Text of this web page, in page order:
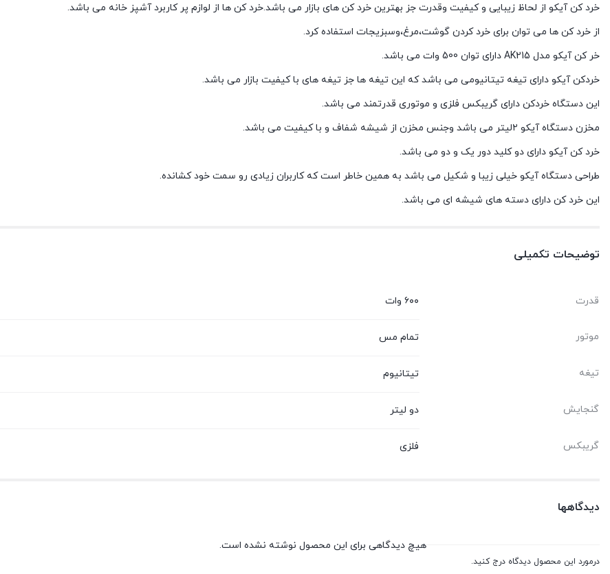
خرد کن آیکو از لحاظ زیبایی و کیفیت وقدرت جز بهترین خرد کن های بازار می باشد.خرد کن ها از لوازم پر کاربرد آشپز خانه می باشد.
از خرد کن ها می توان برای خرد کردن گوشت،مرغ،وسبزیجات استفاده کرد.
خر کن آیکو مدل AK215 دارای توان 500 وات می باشد.
خردکن آیکو دارای تیغه تیتانیومی می باشد که این تیغه ها جز تیغه های با کیفیت بازار می باشد.
این دستگاه خردکن دارای گریبکس فلزی و موتوری قدرتمند می باشد.
مخزن دستگاه آیکو ۲لیتر می باشد وجنس مخزن از شیشه شفاف و با کیفیت می باشد.
خرد کن آیکو دارای دو کلید دور یک و دو می باشد.
طراحی دستگاه آیکو خیلی زیبا و شکیل می باشد به همین خاطر است که کاربران زیادی رو سمت خود کشانده.
این خرد کن دارای دسته های شیشه ای می باشد.
توضیحات تکمیلی
قدرت ۶۰۰ وات
موتور تمام مس
تیغه تیتانیوم
گنجایش دو لیتر
گریبکس فلزی
دیدگاهها
درمورد این محصول دیدگاه درج کنید.
هیچ دیدگاهی برای این محصول نوشته نشده است.